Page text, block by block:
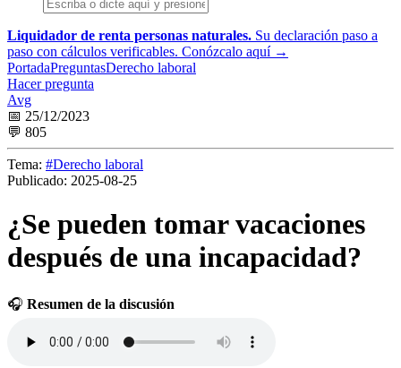
Liquidador de renta personas naturales. Su declaración paso a
paso con cálculos verificables. Conózcalo aquí →
PortadaPreguntasDerecho laboral
Hacer pregunta
Avg
📅 25/12/2023
💬 805
Tema: #Derecho laboral
Publicado: 2025-08-25
¿Se pueden tomar vacaciones
después de una incapacidad?
🎧 Resumen de la discusión